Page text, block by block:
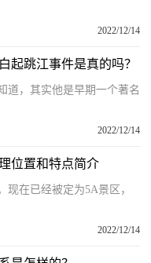
2022/12/14
起跳江事件是真的吗？
道，其实他是早期一个著名
2022/12/14
位置和特点简介
在已经被定为5A景区，
2022/12/14